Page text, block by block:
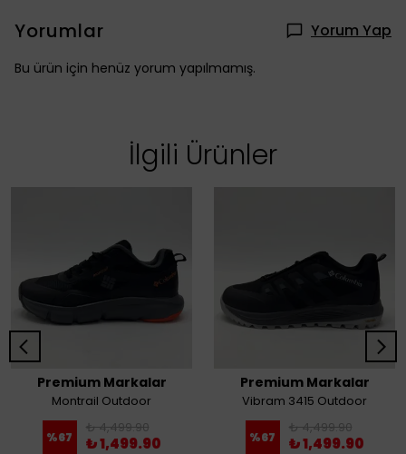
Yorumlar Yorum Yap
Bu ürün için henüz yorum yapılmamış.
İlgili Ürünler
Premium Markalar
Montrail Outdoor
%67
₺ 4,499.90
₺ 1,499.90
Premium Markalar
Vibram 3415 Outdoor
%67
₺ 4,499.90
₺ 1,499.90